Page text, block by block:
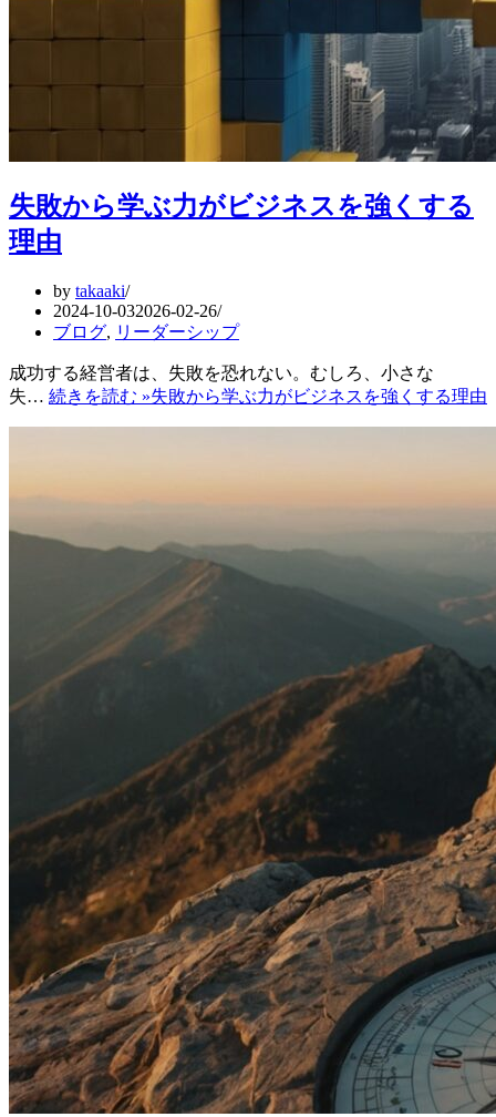
失敗から学ぶ力がビジネスを強くする
理由
by takaaki
2024-10-032026-02-26
ブログ, リーダーシップ
成功する経営者は、失敗を恐れない。むしろ、小さな
失… 続きを読む »失敗から学ぶ力がビジネスを強くする理由